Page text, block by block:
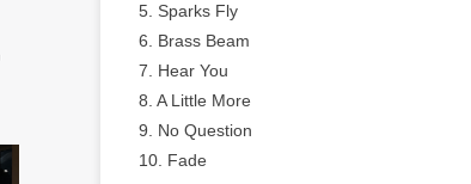
5. Sparks Fly
6. Brass Beam
7. Hear You
8. A Little More
9. No Question
10. Fade